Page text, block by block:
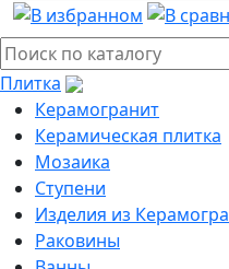
Плитка
Керамогранит
Керамическая плитка
Мозаика
Ступени
Изделия из
Раковины